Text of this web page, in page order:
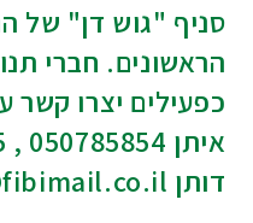
סניף "גוש דן" של
הראשונים. חברי
כפעילים יצרו קשר
דותן